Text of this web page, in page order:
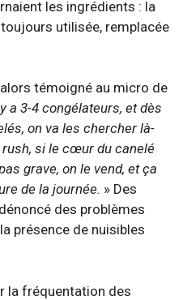
les ingrédients : la
utilisée, remplacée
témoigné au micro de
a 3-4 congélateurs, et dès
on va les chercher là-
si le cœur du canelé
grave, on le vend, et ça
de la journée. » Des
des problèmes
présence de nuisibles
la fréquentation des